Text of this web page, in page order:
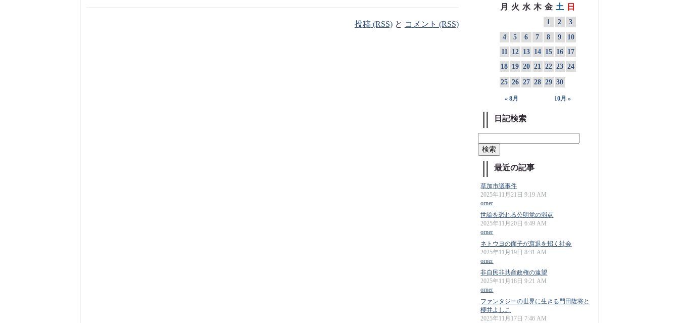
投稿 (RSS)と コメント (RSS)
月 火 水 木 金 土 日
« 8月 10月 »
1 2
3
4
5 6 7 8 9
10
11
12 13 14 15 16
17
18 19 20 21 22 23 24
25 26 27 28 29 30
日記検索
最近の記事
草加市議事件
2025年11月21日 9:19 AM
orner
世論を恐れる公明党の弱点
2025年11月20日 6:49 AM
orner
ネトウヨの面子が衰退を招く社会
2025年11月19日 8:31 AM
orner
非自民非共産政権の遠望
2025年11月18日 9:21 AM
orner
ファンタジーの世界に生きる門田隆将と
櫻井よしこ
2025年11月17日 7:46 AM